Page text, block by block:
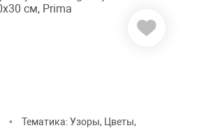
•
Тематика: Узоры, Цветы,